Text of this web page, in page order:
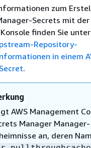
zum
Secrets mit
finden Sie unter
Repository-
in einem
.
AWS Management
Manager Manager-
an, deren